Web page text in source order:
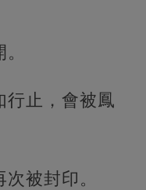
行止，會被鳳
被封印。